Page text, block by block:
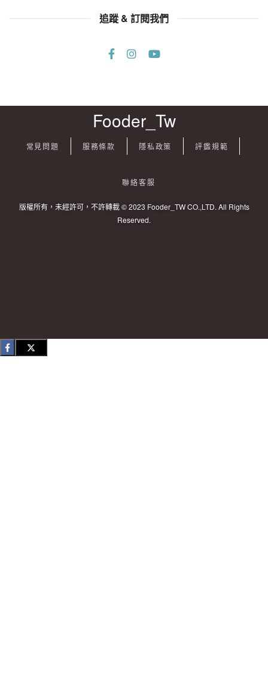
追蹤 & 訂閱我們
Fooder_Tw
常見問題 服務條款 隱私政策 評鑑規範
聯絡客服
版權所有，未經許可，不許轉載 © 2023 Fooder_TW CO.,LTD. All Rights
Reserved.